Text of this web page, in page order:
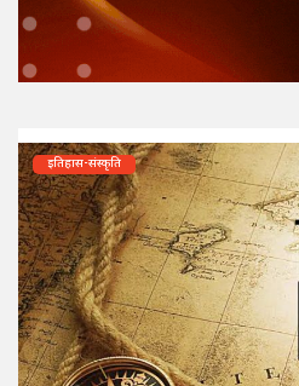
इतिहास-संस्कृति